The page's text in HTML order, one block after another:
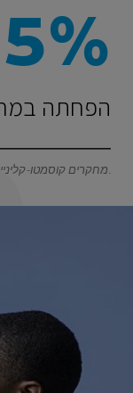
הפחתה
* מחקרים קוסמטו-קליניים, נערכו על 42 משתתפים.